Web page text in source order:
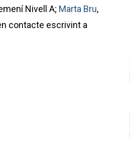
Nivell A; Marta Bru,
contacte escrivint a